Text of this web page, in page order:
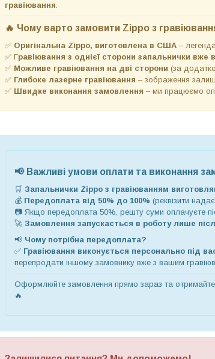
гравіювання.
🔥 Чому варто замовити Zippo з
✅ Оригінальна Zippo, виготовлена в США –
✅ Гравіювання з однієї сторони запальнички вже
✅ Можливе гравіювання на дві сторони (за
✅ Глибоке лазерне гравіювання – зображення
✅ Швидке виконання замовлення – ми працюємо
📢Важливі умови оплати та виконання
🛒 Запальнички Zippo з гравіюванням
💰 Передоплата від 50% до 100% (реквізити
📷 Якщо передоплата 50%, решту суми оплачуєте
🚀 Замовлення запускається в роботу лише
📢 Чому потрібна передоплата?
✅ Гравіювання виконується персонально під
перепродати іншому замовнику вже з вашим
Оформлюйте замовлення прямо зараз та отримайте
🔥